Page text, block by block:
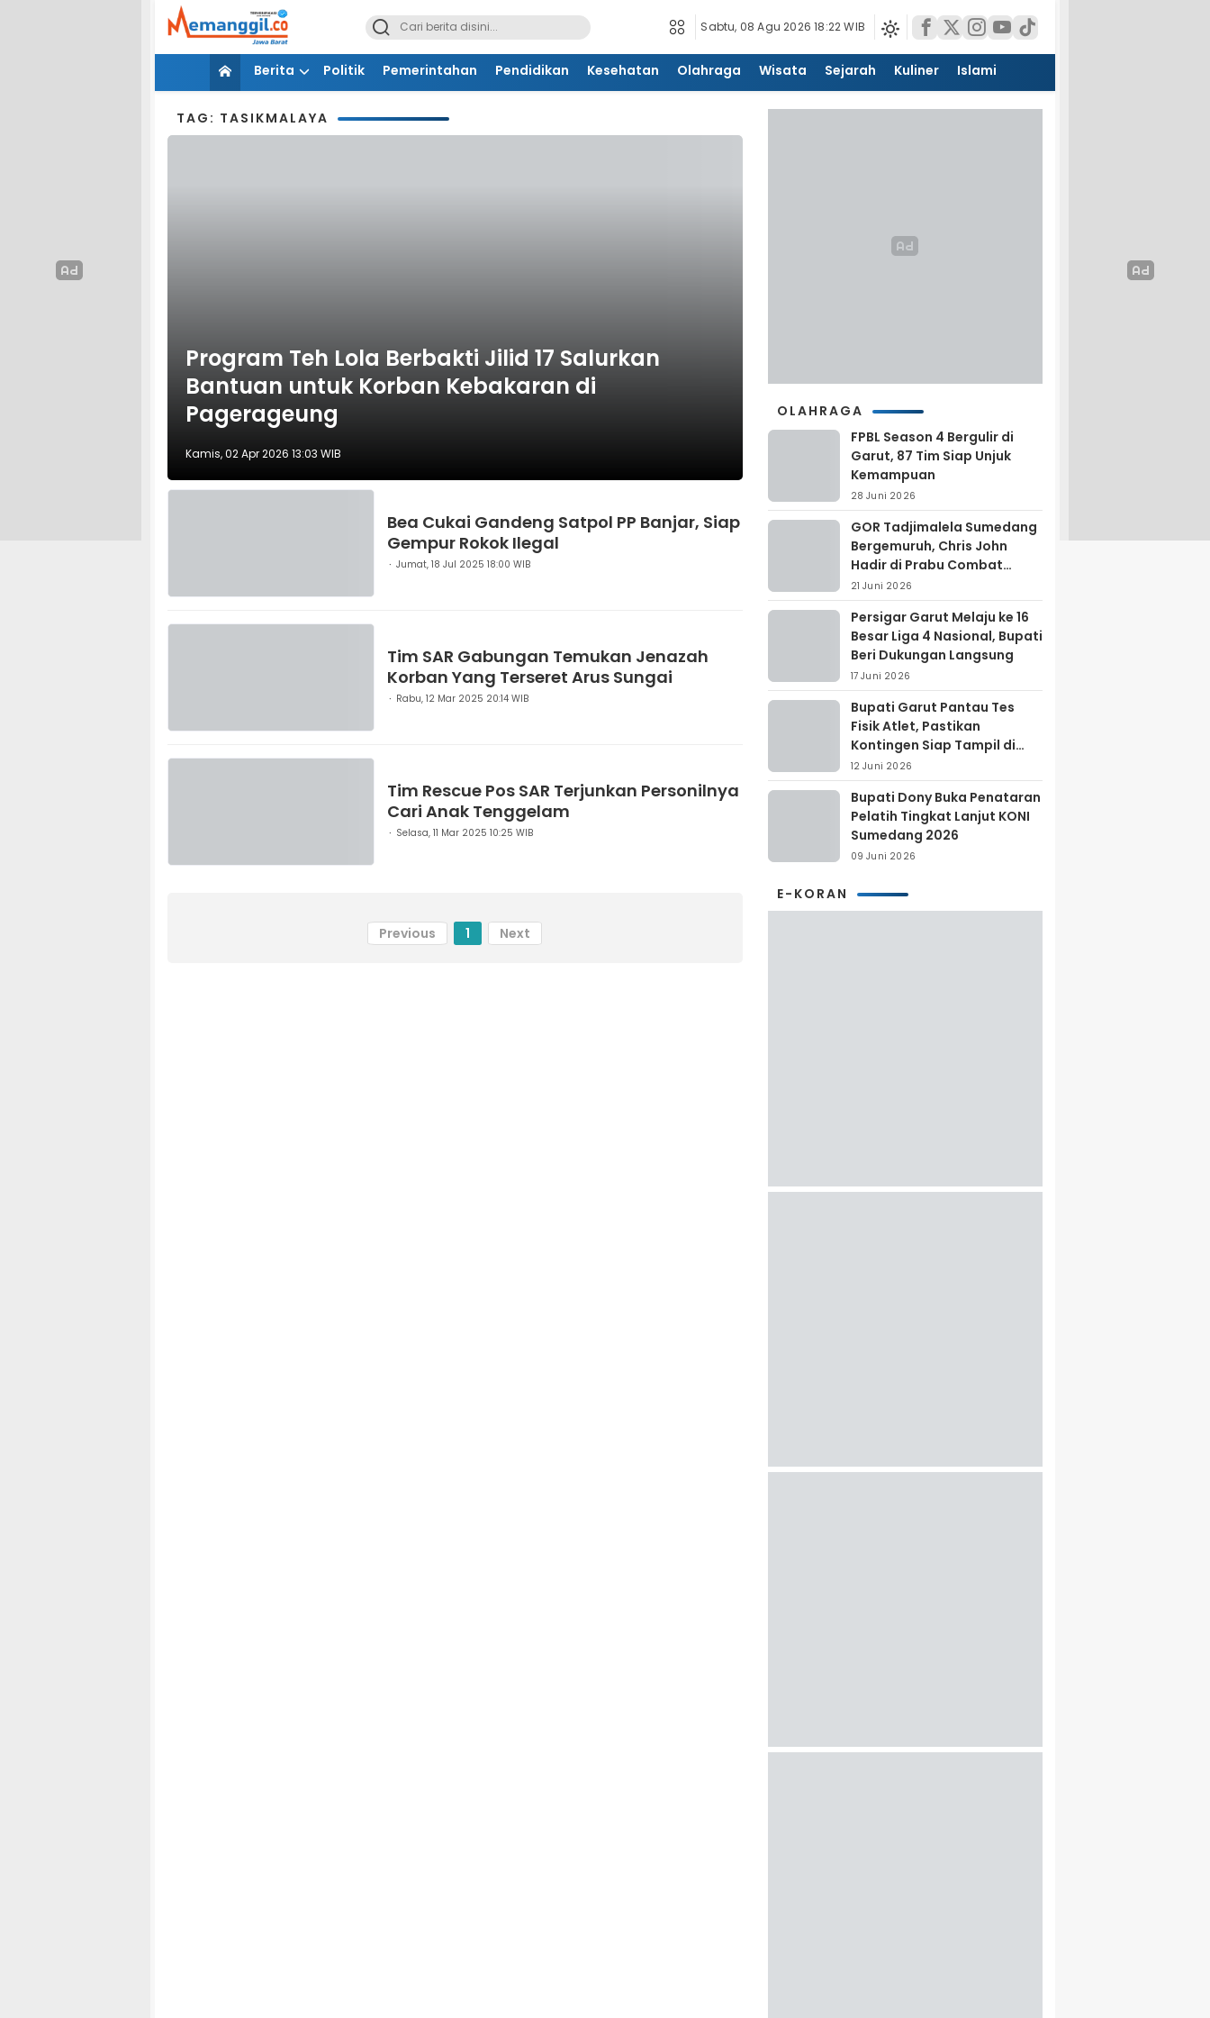
Sabtu, 08 Agu 2026 18:22 WIB
Berita Politik Pemerintahan Pendidikan Kesehatan Olahraga Wisata Sejarah Kuliner Islami
TAG: TASIKMALAYA
Program Teh Lola Berbakti Jilid 17 Salurkan
Bantuan untuk Korban Kebakaran di
Pagerageung
Kamis, 02 Apr 2026 13:03 WIB
Bea Cukai Gandeng Satpol PP Banjar, Siap
Gempur Rokok Ilegal
Jumat, 18 Jul 2025 18:00 WIB
Tim SAR Gabungan Temukan Jenazah
Korban Yang Terseret Arus Sungai
Rabu, 12 Mar 2025 20:14 WIB
Tim Rescue Pos SAR Terjunkan Personilnya
Cari Anak Tenggelam
Selasa, 11 Mar 2025 10:25 WIB
Previous 1 Next
OLAHRAGA
FPBL Season 4 Bergulir di
Garut, 87 Tim Siap Unjuk
Kemampuan
28 Juni 2026
GOR Tadjimalela Sumedang
Bergemuruh, Chris John
Hadir di Prabu Combat
Series 2026
21 Juni 2026
Persigar Garut Melaju ke 16
Besar Liga 4 Nasional, Bupati
Beri Dukungan Langsung
17 Juni 2026
Bupati Garut Pantau Tes
Fisik Atlet, Pastikan
Kontingen Siap Tampil di
Porprov 2026
12 Juni 2026
Bupati Dony Buka Penataran
Pelatih Tingkat Lanjut KONI
Sumedang 2026
09 Juni 2026
E-KORAN